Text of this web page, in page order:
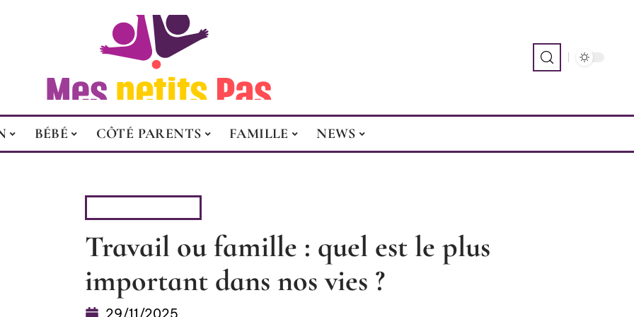
BÉBÉ CÔTÉ PARENTS FAMILLE NEWS
Travail ou famille : quel est le plus
important dans nos vies ?